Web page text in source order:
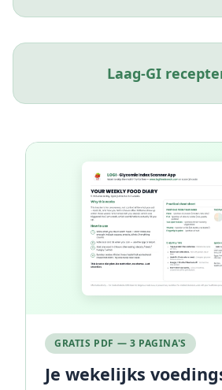
Laag-GI
GRATIS PDF — 3 PAGINA'S
Je wekelijks